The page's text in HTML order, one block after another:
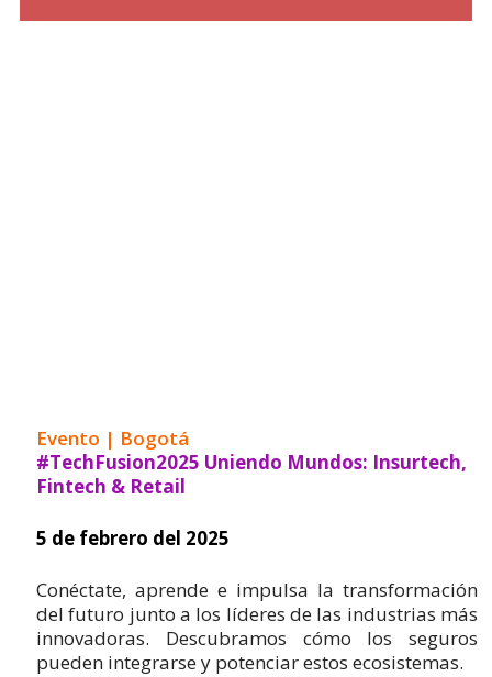
Evento | Bogotá
#TechFusion2025 Uniendo Mundos: Insurtech,
Fintech & Retail
5 de febrero del 2025
​Conéctate, aprende e impulsa la transformación
del futuro junto a los líderes de las industrias más
innovadoras. Descubramos cómo los seguros
pueden integrarse y potenciar estos ecosistemas.